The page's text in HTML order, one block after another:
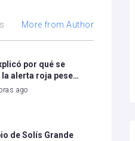
More from Author
por qué se
alerta roja pese…
ago
de Solís Grande